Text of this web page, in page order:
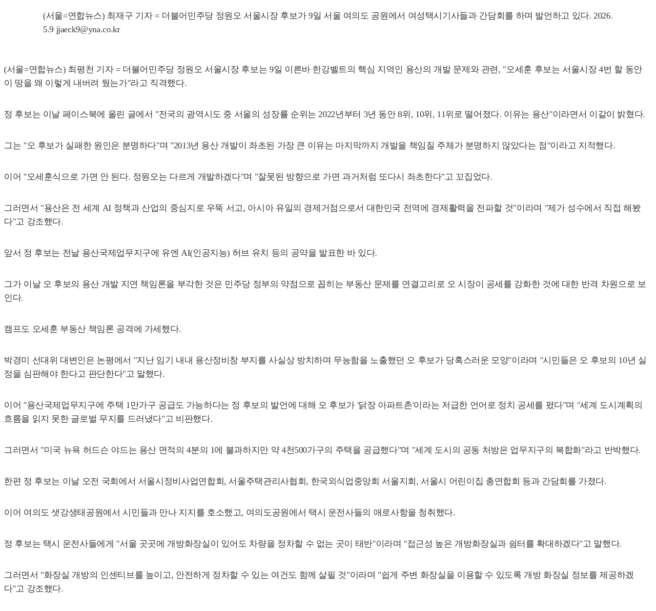
(서울=연합뉴스) 최재구 기자 = 더불어민주당 정원오 서울시장 후보가 9일 서울 여의도 공원에서 여성택시기사들과 간담회를 하며 발언하고 있다. 2026.
5.9 jjaeck9@yna.co.kr
(서울=연합뉴스) 최평천 기자 = 더불어민주당 정원오 서울시장 후보는 9일 이른바 한강벨트의 핵심 지역인 용산의 개발 문제와 관련, "오세훈 후보는 서울시장 4번 할 동안
이 땅을 왜 이렇게 내버려 뒀는가"라고 직격했다.
정 후보는 이날 페이스북에 올린 글에서 "전국의 광역시도 중 서울의 성장률 순위는 2022년부터 3년 동안 8위, 10위, 11위로 떨어졌다. 이유는 용산"이라면서 이같이 밝혔다.
그는 "오 후보가 실패한 원인은 분명하다"며 "2013년 용산 개발이 좌초된 가장 큰 이유는 마지막까지 개발을 책임질 주체가 분명하지 않았다는 점"이라고 지적했다.
이어 "오세훈식으로 가면 안 된다. 정원오는 다르게 개발하겠다"며 "잘못된 방향으로 가면 과거처럼 또다시 좌초한다"고 꼬집었다.
그러면서 "용산은 전 세계 AI 정책과 산업의 중심지로 우뚝 서고, 아시아 유일의 경제거점으로서 대한민국 전역에 경제활력을 전파할 것"이라며 "제가 성수에서 직접 해봤
다"고 강조했다.
앞서 정 후보는 전날 용산국제업무지구에 유엔 AI(인공지능) 허브 유치 등의 공약을 발표한 바 있다.
그가 이날 오 후보의 용산 개발 지연 책임론을 부각한 것은 민주당 정부의 약점으로 꼽히는 부동산 문제를 연결고리로 오 시장이 공세를 강화한 것에 대한 반격 차원으로 보
인다.
캠프도 오세훈 부동산 책임론 공격에 가세했다.
박경미 선대위 대변인은 논평에서 "지난 임기 내내 용산정비창 부지를 사실상 방치하며 무능함을 노출했던 오 후보가 당혹스러운 모양"이라며 "시민들은 오 후보의 10년 실
정을 심판해야 한다고 판단한다"고 말했다.
이어 "용산국제업무지구에 주택 1만가구 공급도 가능하다는 정 후보의 발언에 대해 오 후보가 '닭장 아파트촌'이라는 저급한 언어로 정치 공세를 폈다"며 "세계 도시계획의
흐름을 읽지 못한 글로벌 무지를 드러냈다"고 비판했다.
그러면서 "미국 뉴욕 허드슨 야드는 용산 면적의 4분의 1에 불과하지만 약 4천500가구의 주택을 공급했다"며 "세계 도시의 공동 처방은 업무지구의 복합화"라고 반박했다.
한편 정 후보는 이날 오전 국회에서 서울시정비사업연합회, 서울주택관리사협회, 한국외식업중앙회 서울지회, 서울시 어린이집 총연합회 등과 간담회를 가졌다.
이어 여의도 샛강생태공원에서 시민들과 만나 지지를 호소했고, 여의도공원에서 택시 운전사들의 애로사항을 청취했다.
정 후보는 택시 운전사들에게 "서울 곳곳에 개방화장실이 있어도 차량을 정차할 수 없는 곳이 태반"이라며 "접근성 높은 개방화장실과 쉼터를 확대하겠다"고 말했다.
그러면서 "화장실 개방의 인센티브를 높이고, 안전하게 정차할 수 있는 여건도 함께 살필 것"이라며 "쉽게 주변 화장실을 이용할 수 있도록 개방 화장실 정보를 제공하겠
다"고 강조했다.